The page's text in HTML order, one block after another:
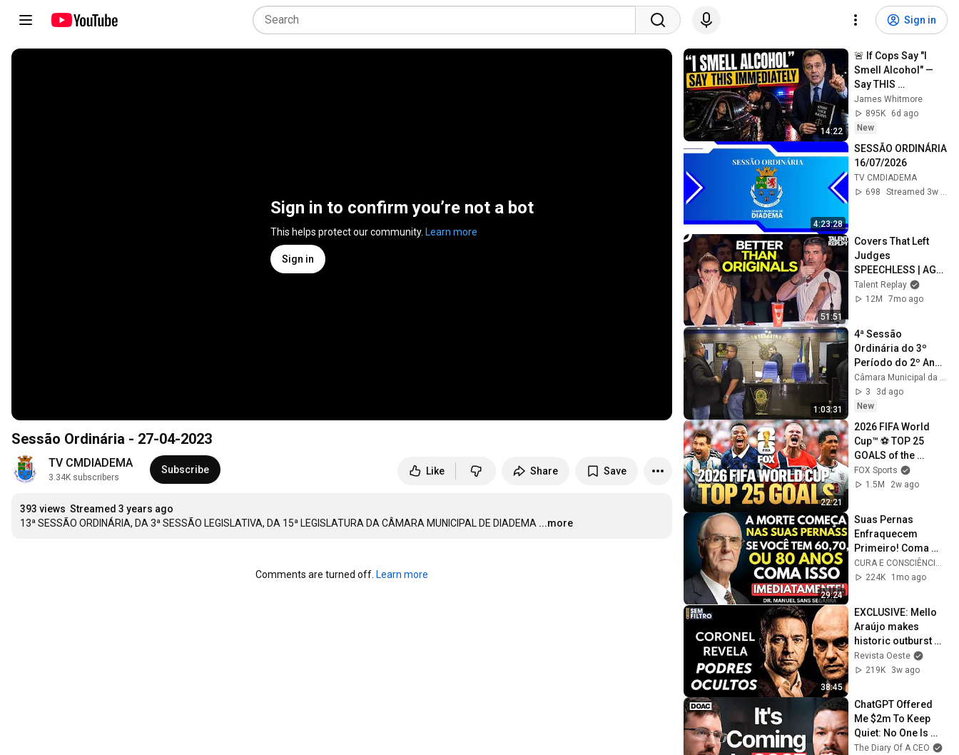
Sign in
Sign in to confirm you’re not a bot
This helps protect our community. Learn more
Sign in
Sessão Ordinária - 27-04-2023
TV CMDIADEMA
3.34K subscribers
Subscribe Like Share Save
393 views Streamed 3 years ago
13ª SESSÃO ORDINÁRIA, DA 3ª SESSÃO LEGISLATIVA, DA 15ª LEGISLATURA DA CÂMARA MUNICIPAL DE DIADEMA ...more
Comments are turned off. Learn more
14:22
🚨 If Cops Say "I
Smell Alcohol" —
Say THIS
Immediately (It's a
Trap)
James Whitmore
895K
6d ago
New
4:23:28
SESSÃO ORDINÁRIA
16/07/2026
TV CMDIADEMA
698
Streamed 3w ago
51:51
Covers That Left
Judges
SPEECHLESS | AGT
2025
Talent Replay
12M
7mo ago
1:03:31
4ª Sessão
Ordinária do 3º
Período do 2º Ano
da 16ª Legislatura
3
3d ago
New
22:21
2026 FIFA World
Cup™ ⚽ TOP 25
GOALS of the
Tournament
FOX Sports
1.5M
2w ago
29:24
Suas Pernas
Enfraquecem
Primeiro! Coma
Esses 6 Alimentos
para Fortalecê-las
224K
1mo ago
38:45
EXCLUSIVE: Mello
Araújo makes
historic outburst
and exposes the rot
in politics
Revista Oeste
219K
3w ago
ChatGPT Offered
Me $2m To Keep
Quiet: No One Is
Ready For What's
The Diary Of A CEO